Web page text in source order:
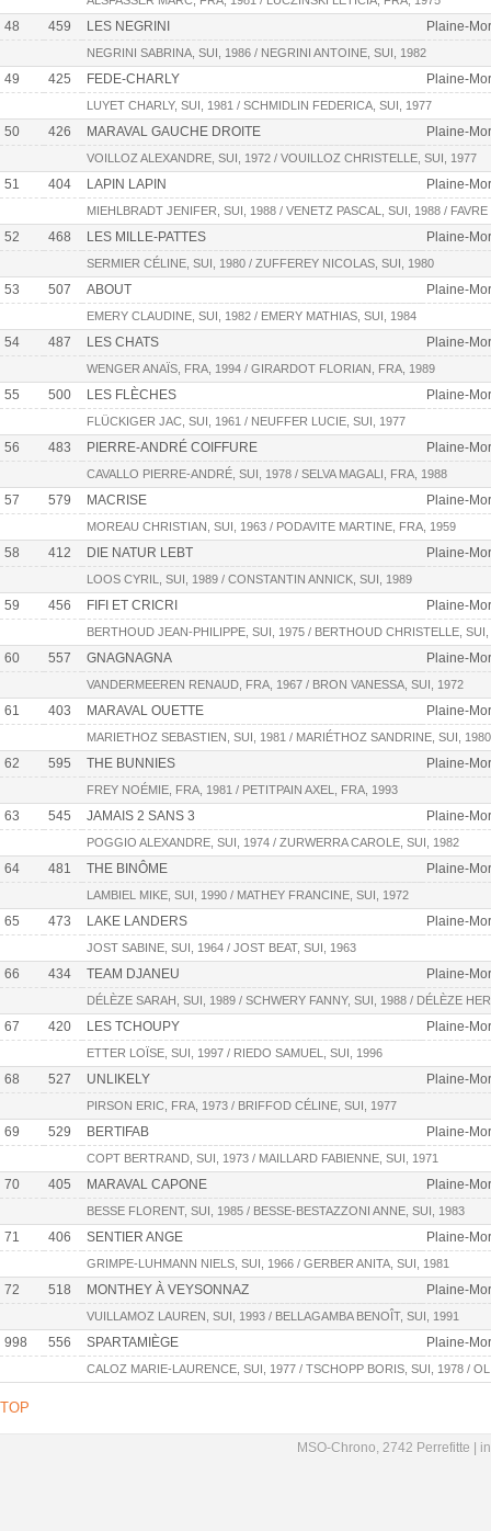
48 459 LES NEGRINI Plaine-
NEGRINI SABRINA, SUI, 1986 / NEGRINI ANTOINE, SUI, 1982
49 425 FEDE-CHARLY Plaine-
LUYET CHARLY, SUI, 1981 / SCHMIDLIN FEDERICA, SUI, 1977
50 426 MARAVAL GAUCHE DROITE Plaine-
VOILLOZ ALEXANDRE, SUI, 1972 / VOUILLOZ CHRISTELLE, SUI, 1977
51 404 LAPIN LAPIN Plaine-
MIEHLBRADT JENIFER, SUI, 1988 / VENETZ PASCAL, SUI, 1988 /
52 468 LES MILLE-PATTES Plaine-
SERMIER CÉLINE, SUI, 1980 / ZUFFEREY NICOLAS, SUI, 1980
53 507 ABOUT Plaine-
EMERY CLAUDINE, SUI, 1982 / EMERY MATHIAS, SUI, 1984
54 487 LES CHATS Plaine-
WENGER ANAÏS, FRA, 1994 / GIRARDOT FLORIAN, FRA, 1989
55 500 LES FLÈCHES Plaine-
FLÜCKIGER JAC, SUI, 1961 / NEUFFER LUCIE, SUI, 1977
56 483 PIERRE-ANDRÉ COIFFURE Plaine-
CAVALLO PIERRE-ANDRÉ, SUI, 1978 / SELVA MAGALI, FRA, 1988
57 579 MACRISE Plaine-
MOREAU CHRISTIAN, SUI, 1963 / PODAVITE MARTINE, FRA, 1959
58 412 DIE NATUR LEBT Plaine-
LOOS CYRIL, SUI, 1989 / CONSTANTIN ANNICK, SUI, 1989
59 456 FIFI ET CRICRI Plaine-
BERTHOUD JEAN-PHILIPPE, SUI, 1975 / BERTHOUD CHRISTELLE, SUI,
60 557 GNAGNAGNA Plaine-
VANDERMEEREN RENAUD, FRA, 1967 / BRON VANESSA, SUI, 1972
61 403 MARAVAL OUETTE Plaine-
MARIETHOZ SEBASTIEN, SUI, 1981 / MARIÉTHOZ SANDRINE, SUI, 1980
62 595 THE BUNNIES Plaine-
FREY NOÉMIE, FRA, 1981 / PETITPAIN AXEL, FRA, 1993
63 545 JAMAIS 2 SANS 3 Plaine-
POGGIO ALEXANDRE, SUI, 1974 / ZURWERRA CAROLE, SUI, 1982
64 481 THE BINÔME Plaine-
LAMBIEL MIKE, SUI, 1990 / MATHEY FRANCINE, SUI, 1972
65 473 LAKE LANDERS Plaine-
JOST SABINE, SUI, 1964 / JOST BEAT, SUI, 1963
66 434 TEAM DJANEU Plaine-
DÉLÈZE SARAH, SUI, 1989 / SCHWERY FANNY, SUI, 1988 / DÉLÈZE
67 420 LES TCHOUPY Plaine-
ETTER LOÏSE, SUI, 1997 / RIEDO SAMUEL, SUI, 1996
68 527 UNLIKELY Plaine-
PIRSON ERIC, FRA, 1973 / BRIFFOD CÉLINE, SUI, 1977
69 529 BERTIFAB Plaine-
COPT BERTRAND, SUI, 1973 / MAILLARD FABIENNE, SUI, 1971
70 405 MARAVAL CAPONE Plaine-
BESSE FLORENT, SUI, 1985 / BESSE-BESTAZZONI ANNE, SUI, 1983
71 406 SENTIER ANGE Plaine-
GRIMPE-LUHMANN NIELS, SUI, 1966 / GERBER ANITA, SUI, 1981
72 518 MONTHEY À VEYSONNAZ Plaine-
VUILLAMOZ LAUREN, SUI, 1993 / BELLAGAMBA BENOÎT, SUI, 1991
998 556 SPARTAMIÈGE Plaine-
CALOZ MARIE-LAURENCE, SUI, 1977 / TSCHOPP BORIS, SUI, 1978 /
TOP
MSO-Chrono, 2742 Perrefitte |